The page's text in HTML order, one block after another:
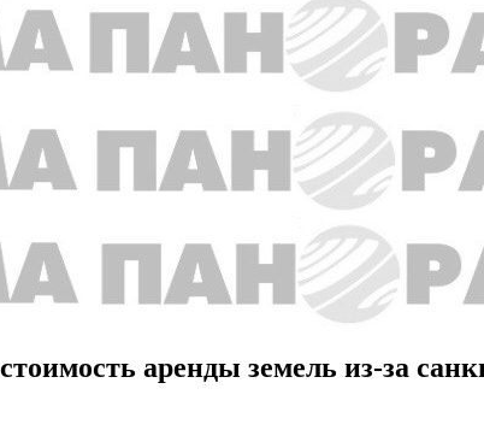
аренды земель из-за